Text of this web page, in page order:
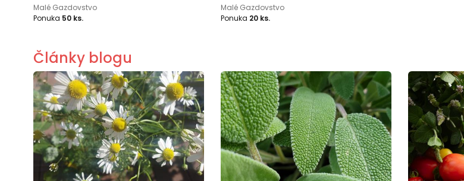
Malé Gazdovstvo
Ponuka 50 ks.
Malé Gazdovstvo
Ponuka 20 ks.
Články blogu